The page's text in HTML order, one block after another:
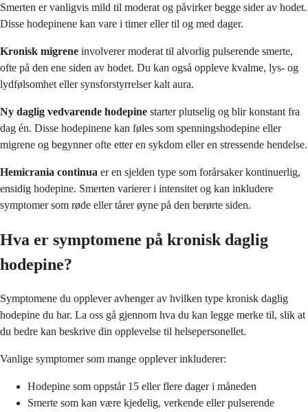
Smerten er vanligvis mild til moderat og påvirker begge sider av hodet.
Disse hodepinene kan vare i timer eller til og med dager.
Kronisk migrene involverer moderat til alvorlig pulserende smerte,
ofte på den ene siden av hodet. Du kan også oppleve kvalme, lys- og
lydfølsomhet eller synsforstyrrelser kalt aura.
Ny daglig vedvarende hodepine starter plutselig og blir konstant fra
dag én. Disse hodepinene kan føles som spenningshodepine eller
migrene og begynner ofte etter en sykdom eller en stressende hendelse.
Hemicrania continua er en sjelden type som forårsaker kontinuerlig,
ensidig hodepine. Smerten varierer i intensitet og kan inkludere
symptomer som røde eller tårer øyne på den berørte siden.
Hva er symptomene på kronisk daglig
hodepine?
Symptomene du opplever avhenger av hvilken type kronisk daglig
hodepine du har. La oss gå gjennom hva du kan legge merke til, slik at
du bedre kan beskrive din opplevelse til helsepersonellet.
Vanlige symptomer som mange opplever inkluderer:
Hodepine som oppstår 15 eller flere dager i måneden
Smerte som kan være kjedelig, verkende eller pulserende